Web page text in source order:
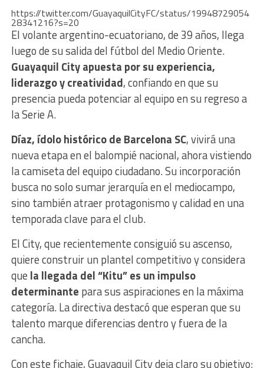
https://twitter.com/GuayaquilCityFC/status/19948729054
28341216?s=20
El volante argentino-ecuatoriano, de 39 años, llega
luego de su salida del fútbol del Medio Oriente.
Guayaquil City apuesta por su experiencia,
liderazgo y creatividad, confiando en que su
presencia pueda potenciar al equipo en su regreso a
la Serie A.
Díaz, ídolo histórico de Barcelona SC, vivirá una
nueva etapa en el balompié nacional, ahora vistiendo
la camiseta del equipo ciudadano. Su incorporación
busca no solo sumar jerarquía en el mediocampo,
sino también atraer protagonismo y calidad en una
temporada clave para el club.
El City, que recientemente consiguió su ascenso,
quiere construir un plantel competitivo y considera
que la llegada del “Kitu” es un impulso
determinante para sus aspiraciones en la máxima
categoría. La directiva destacó que esperan que su
talento marque diferencias dentro y fuera de la
cancha.
Con este fichaje, Guayaquil City deja claro su objetivo: